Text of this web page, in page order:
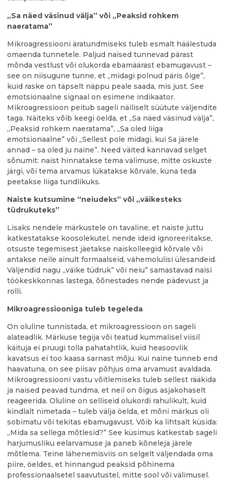
„Sa näed väsinud välja” või „Peaksid rohkem
naeratama”
Mikroagressiooni äratundmiseks tuleb esmalt häälestuda
omaenda tunnetele. Paljud naised tunnevad pärast
mõnda vestlust või olukorda ebamäärast ebamugavust –
see on niisugune tunne, et „midagi polnud päris õige”,
kuid raske on täpselt näppu peale saada, mis just. See
emotsionaalne signaal on esimene indikaator.
Mikroagressioon peitub sageli näiliselt süütute väljendite
taga. Näiteks võib keegi öelda, et „Sa näed väsinud välja”,
„Peaksid rohkem naeratama”, „Sa oled liiga
emotsionaalne” või „Sellest pole midagi, kui Sa järele
annad – sa oled ju naine”. Need väited kannavad selget
sõnumit: naist hinnatakse tema välimuse, mitte oskuste
järgi, või tema arvamus lükatakse kõrvale, kuna teda
peetakse liiga tundlikuks.
Naiste kutsumine “neiudeks” või „väikesteks
tüdrukuteks”
Lisaks nendele märkustele on tavaline, et naiste juttu
katkestatakse koosolekutel, nende ideid ignoreeritakse,
otsuste tegemisest jäetakse naiskolleegid kõrvale või
antakse neile ainult formaalseid, vähemolulisi ülesandeid.
Väljendid nagu „väike tüdruk” või neiu” samastavad naisi
töökeskkonnas lastega, õõnestades nende pädevust ja
rolli.
Mikroagressiooniga tuleb tegeleda
On oluline tunnistada, et mikroagressioon on sageli
alateadlik. Märkuse tegija või teatud kummalisel viisil
käituja ei pruugi tolla pahatahtlik, kuid heasoovlik
kavatsus ei too kaasa sarnast mõju. Kui naine tunneb end
haavatuna, on see piisav põhjus oma arvamust avaldada.
Mikroagressiooni vastu võitlemiseks tuleb sellest rääkida
ja naised peavad tundma, et neil on õigus asjakohaselt
reageerida. Oluline on selliseid olukordi rahulikult, kuid
kindlalt nimetada – tuleb välja öelda, et mõni märkus oli
sobimatu või tekitas ebamugavust. Võib ka lihtsalt küsida:
„Mida sa sellega mõtlesid?” See küsimus katkestab sageli
harjumusliku eelarvamuse ja paneb kõneleja järele
mõtlema. Teine lähenemisviis on selgelt väljendada oma
piire, öeldes, et hinnangud peaksid põhinema
professionaalsetel saavutustel, mitte sool või välimusel.